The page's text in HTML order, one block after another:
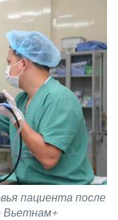
пациента после
Вьетнам+